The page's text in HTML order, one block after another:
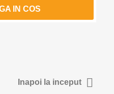
IN COS
Inapoi la inceput 